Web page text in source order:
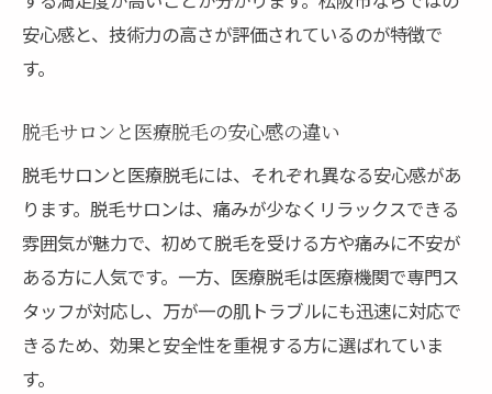
安心感と、技術力の高さが評価されているのが特徴で
す。
脱毛サロンと医療脱毛の安心感の違い
脱毛サロンと医療脱毛には、それぞれ異なる安心感があ
ります。脱毛サロンは、痛みが少なくリラックスできる
雰囲気が魅力で、初めて脱毛を受ける方や痛みに不安が
ある方に人気です。一方、医療脱毛は医療機関で専門ス
タッフが対応し、万が一の肌トラブルにも迅速に対応で
きるため、効果と安全性を重視する方に選ばれていま
す。